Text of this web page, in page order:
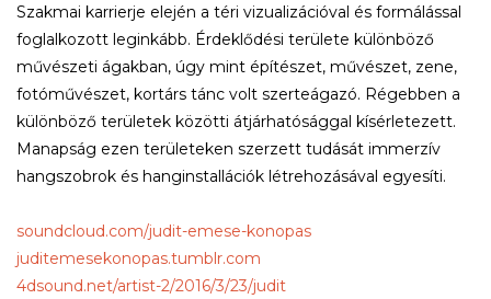
Szakmai karrierje elején a téri vizualizációval és formálással
foglalkozott leginkább. Érdeklődési területe különböző
művészeti ágakban, úgy mint építészet, művészet, zene,
fotóművészet, kortárs tánc volt szerteágazó. Régebben a
különböző területek közötti átjárhatósággal kísérletezett.
Manapság ezen területeken szerzett tudását immerzív
hangszobrok és hanginstallációk létrehozásával egyesíti.
soundcloud.com/judit-emese-konopas
juditemesekonopas.tumblr.com
4dsound.net/artist-2/2016/3/23/judit